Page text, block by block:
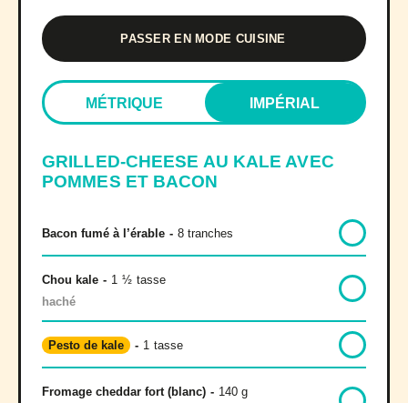
PASSER EN MODE CUISINE
MÉTRIQUE IMPÉRIAL
GRILLED-CHEESE AU KALE AVEC
POMMES ET BACON
Bacon fumé à l’érable - 8 tranches
Chou kale - 1 ½ tasse
haché
Pesto de kale - 1 tasse
Fromage cheddar fort (blanc) - 140 g